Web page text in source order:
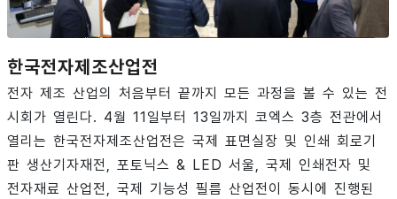
한국전자제조산업전
전자 제조 산업의 처음부터 끝까지 모든 과정을 볼 수 있는 전
시회가 열린다. 4월 11일부터 13일까지 코엑스 3층 전관에서
열리는 한국전자제조산업전은 국제 표면실장 및 인쇄 회로기
판 생산기자재전, 포토닉스 & LED 서울, 국제 인쇄전자 및
전자재료 산업전, 국제 기능성 필름 산업전이 동시에 진행된